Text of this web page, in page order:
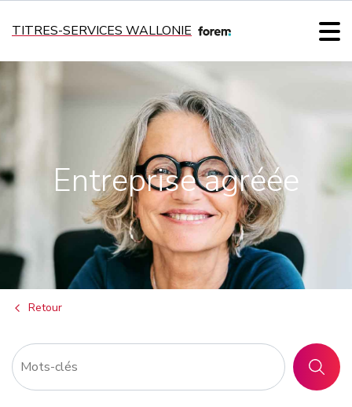
TITRES-SERVICES WALLONIE
Entreprise agréée
Retour